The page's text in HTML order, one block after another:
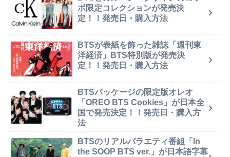
ボ限定コレクションが発売決
定！！発売日・購入方法
BTSが表紙を飾った雑誌「週刊東
洋経済」BTS特別版が発売決
定！！発売日・購入方法
BTSパッケージの限定版オレオ
「OREO BTS Cookies」が日本全
国で発売決定！！発売日・購入方
法
BTSのリアルバラエティ番組「In
the SOOP BTS ver.」が日本語字幕